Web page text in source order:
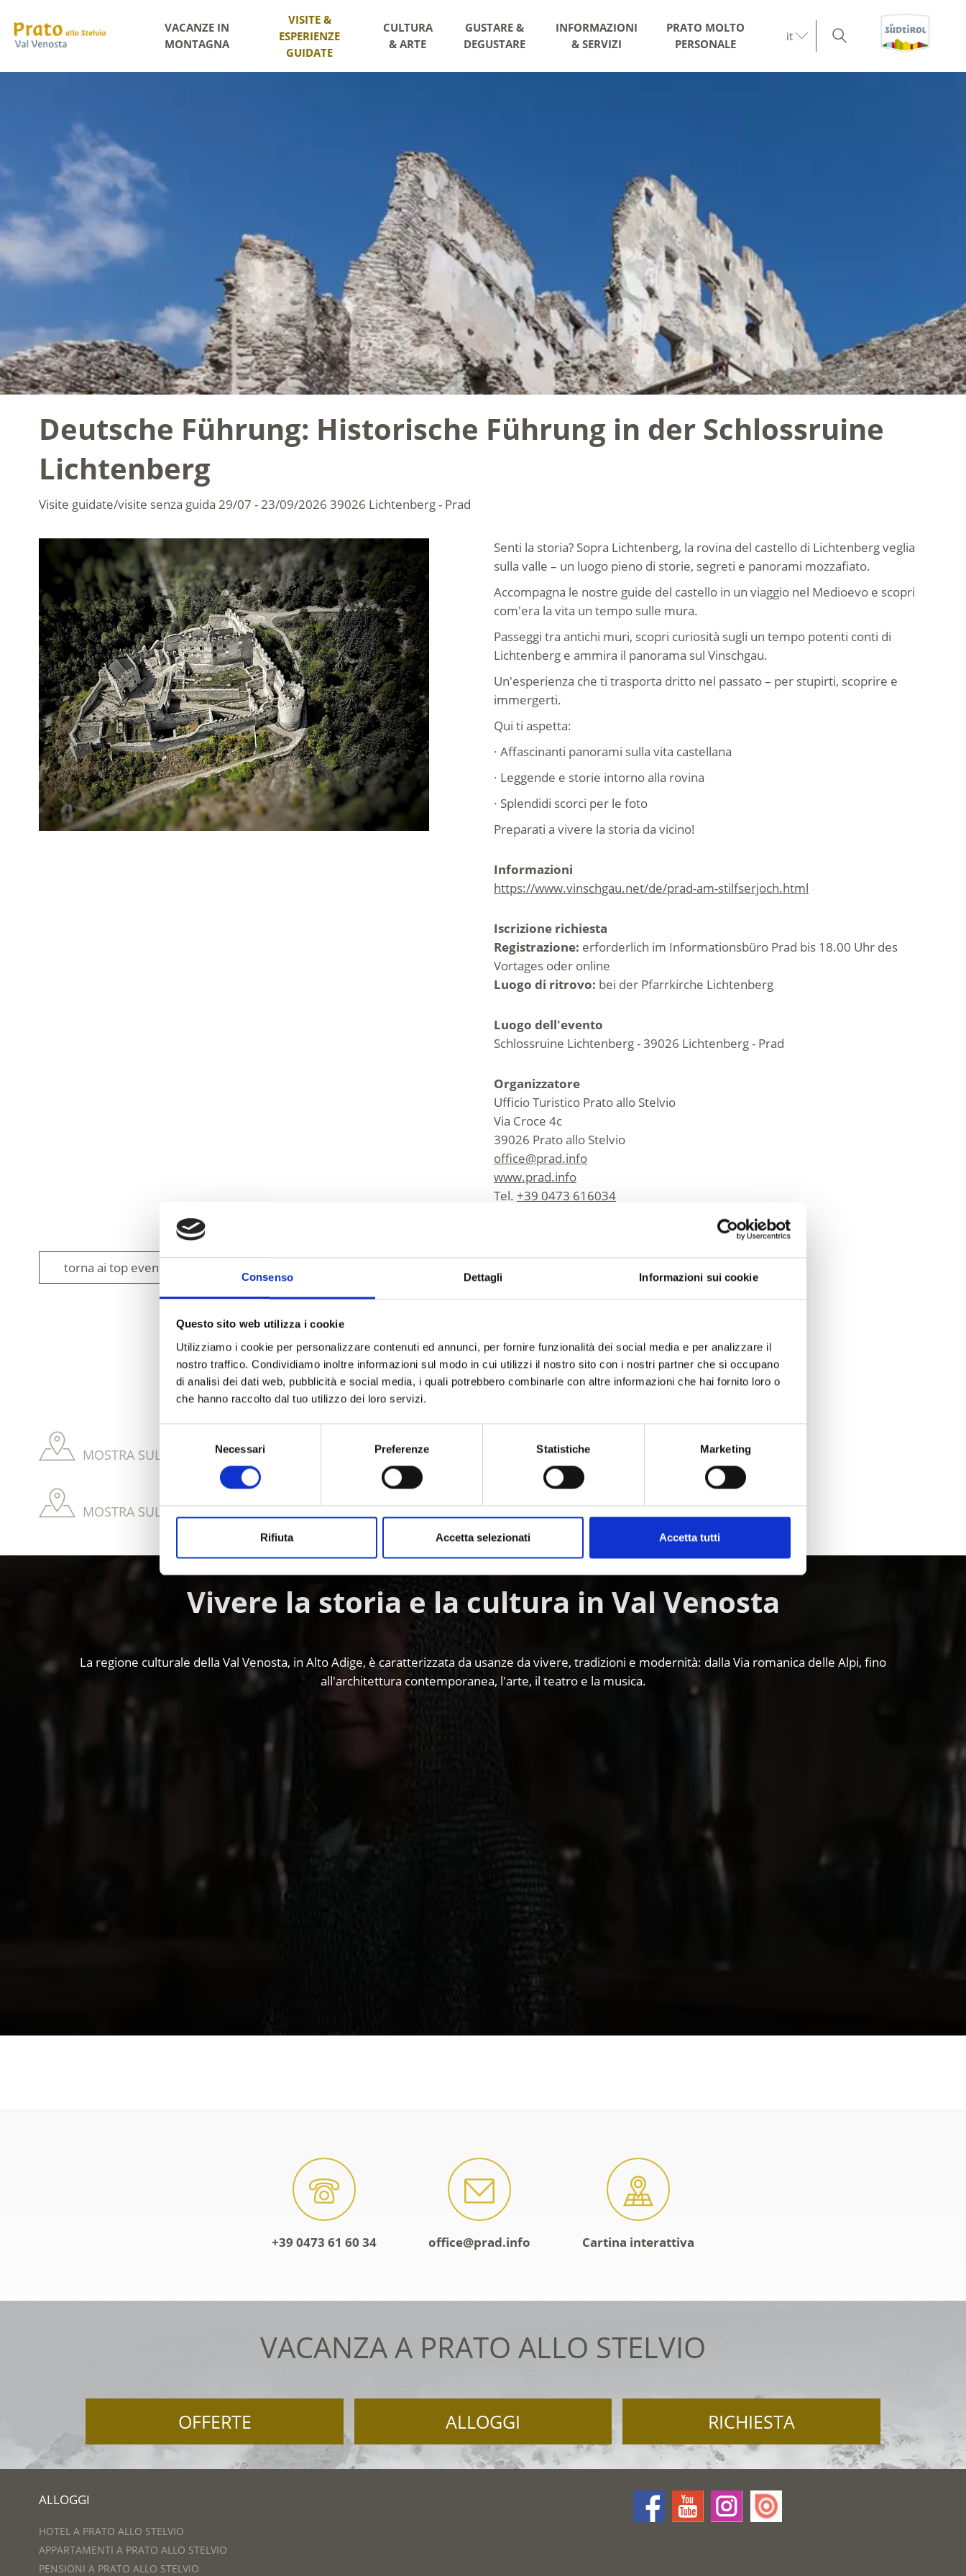
Consenso Dettagli Informazioni sui cookie
Questo sito web utilizza i cookie
Utilizziamo i cookie per personalizzare contenuti ed annunci, per fornire funzionalità dei social media e per analizzare il
nostro traffico. Condividiamo inoltre informazioni sul modo in cui utilizzi il nostro sito con i nostri partner che si occupano
di analisi dei dati web, pubblicità e social media, i quali potrebbero combinarle con altre informazioni che hai fornito loro o
che hanno raccolto dal tuo utilizzo dei loro servizi.
Necessari Preferenze Statistiche Marketing
Rifiuta Accetta selezionati Accetta tutti
VACANZE IN
MONTAGNA
VISITE &
ESPERIENZE
GUIDATE
CULTURA
& ARTE
GUSTARE &
DEGUSTARE
INFORMAZIONI
& SERVIZI
PRATO MOLTO
PERSONALE
it
Deutsche Führung: Historische Führung in der Schlossruine
Lichtenberg
Visite guidate/visite senza guida 29/07 - 23/09/2026 39026 Lichtenberg - Prad
Senti la storia? Sopra Lichtenberg, la rovina del castello di Lichtenberg veglia
sulla valle – un luogo pieno di storie, segreti e panorami mozzafiato.
Accompagna le nostre guide del castello in un viaggio nel Medioevo e scopri
com'era la vita un tempo sulle mura.
Passeggi tra antichi muri, scopri curiosità sugli un tempo potenti conti di
Lichtenberg e ammira il panorama sul Vinschgau.
Un'esperienza che ti trasporta dritto nel passato – per stupirti, scoprire e
immergerti.
Qui ti aspetta:
· Affascinanti panorami sulla vita castellana
· Leggende e storie intorno alla rovina
· Splendidi scorci per le foto
Preparati a vivere la storia da vicino!
Informazioni
https://www.vinschgau.net/de/prad-am-stilfserjoch.html
Iscrizione richiesta
Registrazione: erforderlich im Informationsbüro Prad bis 18.00 Uhr des
Vortages oder online
Luogo di ritrovo: bei der Pfarrkirche Lichtenberg
Luogo dell'evento
Schlossruine Lichtenberg - 39026 Lichtenberg - Prad
Organizzatore
Ufficio Turistico Prato allo Stelvio
Via Croce 4c
39026 Prato allo Stelvio
office@prad.info
www.prad.info
Tel. +39 0473 616034
torna ai top eventi
IL CONTENUTO VI È STATO UTILE? Sì No
MOSTRA SULLA CARTINA VIA ROMANICA DELLE ALPI
MOSTRA SULLA CARTINA BENI CULTURALI IN VAL VENOSTA
Vivere la storia e la cultura in Val Venosta
La regione culturale della Val Venosta, in Alto Adige, è caratterizzata da usanze da vivere, tradizioni e modernità: dalla Via romanica delle Alpi, fino
all'architettura contemporanea, l'arte, il teatro e la musica.
+39 0473 61 60 34 office@prad.info Cartina interattiva
VACANZA A PRATO ALLO STELVIO
OFFERTE ALLOGGI RICHIESTA
ALLOGGI
HOTEL A PRATO ALLO STELVIO
APPARTAMENTI A PRATO ALLO STELVIO
PENSIONI A PRATO ALLO STELVIO